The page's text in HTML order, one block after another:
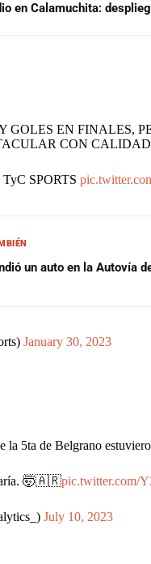
en Calamuchita:
GOLES EN FINALES,
CON
SPORTS
un auto en la Autovía
January 30, 2023
la 5ta de Belgrano
🤯🇦🇷pic.twitter.com/
July 10, 2023